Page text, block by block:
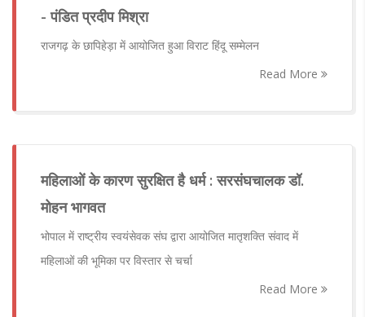
- पंडित प्रदीप मिश्रा
राजगढ़ के छापिहेड़ा में आयोजित हुआ विराट हिंदू सम्मेलन
Read More
महिलाओं के कारण सुरक्षित है धर्म : सरसंघचालक डॉ.
मोहन भागवत
भोपाल में राष्ट्रीय स्वयंसेवक संघ द्वारा आयोजित मातृशक्ति संवाद में
महिलाओं की भूमिका पर विस्तार से चर्चा
Read More